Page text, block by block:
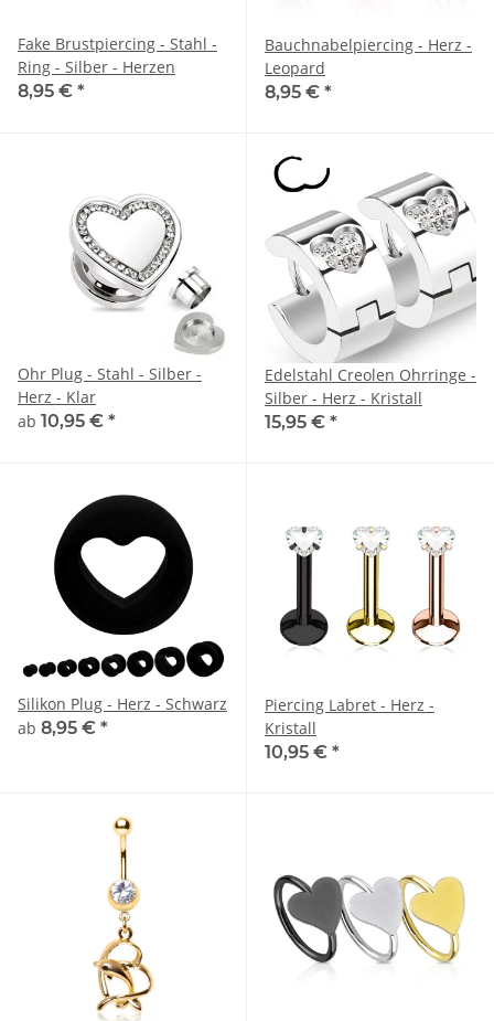
Fake Brustpiercing - Stahl -
Ring - Silber - Herzen
8,95 € *
Bauchnabelpiercing - Herz -
Leopard
8,95 € *
Ohr Plug - Stahl - Silber -
Herz - Klar
ab 10,95 € *
Edelstahl Creolen Ohrringe -
Silber - Herz - Kristall
15,95 € *
Silikon Plug - Herz - Schwarz
ab 8,95 € *
Piercing Labret - Herz -
Kristall
10,95 € *